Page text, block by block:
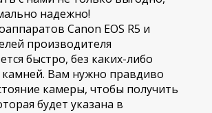
надежно!
Canon EOS R5 и
производителя
быстро, без каких-либо
Вам нужно правдиво
камеры, чтобы получить
будет указана в